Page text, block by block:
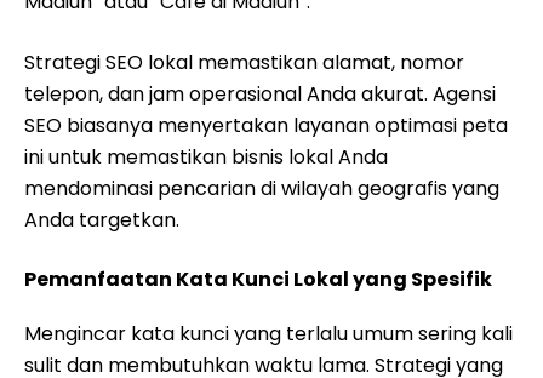
Strategi SEO lokal memastikan alamat, nomor
telepon, dan jam operasional Anda akurat. Agensi
SEO biasanya menyertakan layanan optimasi peta
ini untuk memastikan bisnis lokal Anda
mendominasi pencarian di wilayah geografis yang
Anda targetkan.
Pemanfaatan Kata Kunci Lokal yang Spesifik
Mengincar kata kunci yang terlalu umum sering kali
sulit dan membutuhkan waktu lama. Strategi yang